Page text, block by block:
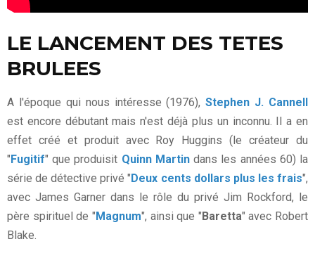
LE LANCEMENT DES TETES
BRULEES
A l'époque qui nous intéresse (1976),Stephen J. Cannell
est encore débutant mais n'est déjà plus un inconnu. Il a en
effet créé et produit avec Roy Huggins (le créateur du
"Fugitif" que produisit Quinn Martindans les années 60) la
série de détective privé "Deux cents dollars plus les frais",
avec James Garner dans le rôle du privé Jim Rockford, le
père spirituel de "Magnum", ainsi que "Baretta" avec Robert
Blake.